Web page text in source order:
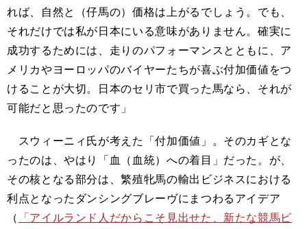
れば、自然と（仔馬の）価格は上がるでしょう。でも、
それだけでは私が日本にいる意味がありません。確実に
成功するためには、走りのパフォーマンスとともに、ア
メリカやヨーロッパのバイヤーたちが喜ぶ付加価値をつ
けることが大切。日本のセリ市で買った馬なら、それが
可能だと思ったのです」
スウィーニィ氏が考えた「付加価値」。そのカギとな
ったのは、やはり「血（血統）への着目」だった。が、
その核となる部分は、繁殖牝馬の輸出ビジネスにおける
利点となったダンシングブレーヴにまつわるアイデア
（ 「アイルランド人だからこそ見出せた、新たな競馬ビ